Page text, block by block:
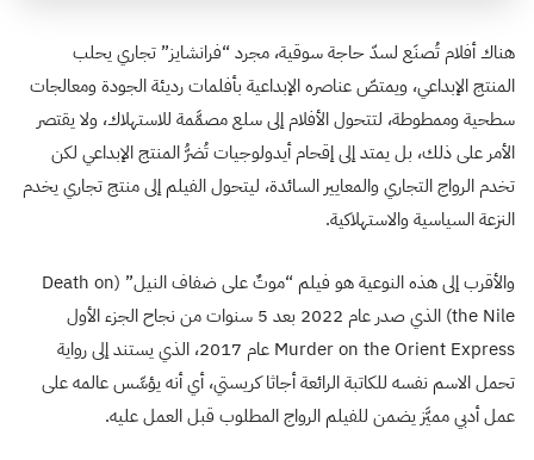
هناك أفلام تُصنَع لسدّ حاجة سوقية، مجرد “فرانشايز” تجاري يحلب
المنتج الإبداعي، ويمتصّ عناصره الإبداعية بأفلمات رديئة الجودة ومعالجات
سطحية وممطوطة، لتتحول الأفلام إلى سلع مصمَّمة للاستهلاك، ولا يقتصر
الأمر على ذلك، بل يمتد إلى إقحام أيدولوجيات تُضرُّ المنتج الإبداعي لكن
تخدم الرواج التجاري والمعايير السائدة، ليتحول الفيلم إلى منتج تجاري يخدم
النزعة السياسية والاستهلاكية.
والأقرب إلى هذه النوعية هو فيلم “موتٌ على ضفاف النيل” (Death on
the Nile) الذي صدر عام 2022 بعد 5 سنوات من نجاح الجزء الأول
Murder on the Orient Express عام 2017، الذي يستند إلى رواية
تحمل الاسم نفسه للكاتبة الرائعة أجاثا كريستي، أي أنه يؤسِّس عالمه على
عمل أدبي مميَّز يضمن للفيلم الرواج المطلوب قبل العمل عليه.